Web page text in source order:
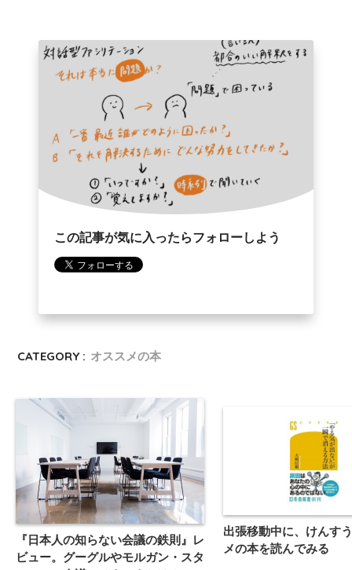
この記事が気に入ったらフォローしよう
CATEGORY : オススメの本
『日本人の知らない会議の鉄則』レ
ビュー。グーグルやモルガン・スタ
出張移動中に、けんす
メの本を読んでみる